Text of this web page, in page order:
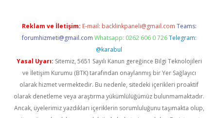
Reklam ve İletişim: E-mail: backlinkpaneli@gmail.com Teams:
forumhizmeti@gmail.com Whatsapp: 0262 606 0 726 Telegram:
@karabul
Yasal Uyarı: Sitemiz, 5651 Sayılı Kanun gereğince Bilgi Teknolojileri
ve İletişim Kurumu (BTK) tarafından onaylanmış bir Yer Sağlayıcı
olarak hizmet vermektedir. Bu nedenle, sitedeki içerikleri proaktif
olarak denetleme veya araştırma yükümlülüğümüz bulunmamaktadır.
Ancak, üyelerimiz yazdıkları içeriklerin sorumluluğunu taşımakta olup,